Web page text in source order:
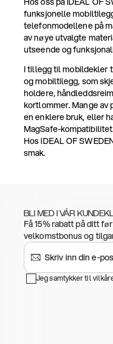
funksjonelle
telefonmodellene på
av nøye utvalgte
utseende og
I tillegg til mobildekler
og mobiltilegg, som
holdere,
kortlommer. Mange av
en enklere bruk, eller
MagSafe-
Hos IDEAL OF
smak.
BLI MED I VÅR
Få 15% rabatt på ditt
velkomstbonus og
Jeg samtykker til